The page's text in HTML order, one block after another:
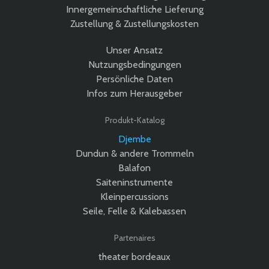
Innergemeinschaftliche Lieferung
Zustellung & Zustellungskosten
Unser Ansatz
Nutzungsbedingungen
Persönliche Daten
Infos zum Herausgeber
Produkt-Katalog
Djembe
Dundun & andere Trommeln
Balafon
Saiteninstrumente
Kleinpercussions
Seile, Felle & Kalebassen
Partenaires
theater bordeaux